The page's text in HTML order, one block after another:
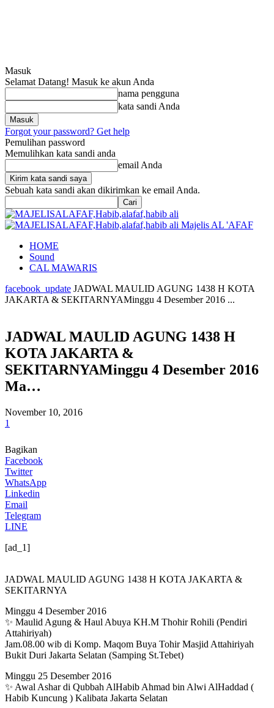
Masuk
Selamat Datang! Masuk ke akun Anda
nama pengguna
kata sandi Anda
Forgot your password? Get help
Pemulihan password
Memulihkan kata sandi anda
email Anda
Sebuah kata sandi akan dikirimkan ke email Anda.
Majelis AL 'AFAF
HOME
Sound
CAL MAWARIS
facebook_update JADWAL MAULID AGUNG 1438 H KOTA
JAKARTA & SEKITARNYAMinggu 4 Desember 2016 ...
JADWAL MAULID AGUNG 1438 H
KOTA JAKARTA &
SEKITARNYAMinggu 4 Desember 2016
Ma…
November 10, 2016
1
Bagikan
Facebook
Twitter
WhatsApp
Linkedin
Email
Telegram
LINE
[ad_1]
JADWAL MAULID AGUNG 1438 H KOTA JAKARTA &
SEKITARNYA
Minggu 4 Desember 2016
✨ Maulid Agung & Haul Abuya KH.M Thohir Rohili (Pendiri
Attahiriyah)
Jam.08.00 wib di Komp. Maqom Buya Tohir Masjid Attahiriyah
Bukit Duri Jakarta Selatan (Samping St.Tebet)
Minggu 25 Desember 2016
✨ Awal Ashar di Qubbah AlHabib Ahmad bin Alwi AlHaddad (
Habib Kuncung ) Kalibata Jakarta Selatan